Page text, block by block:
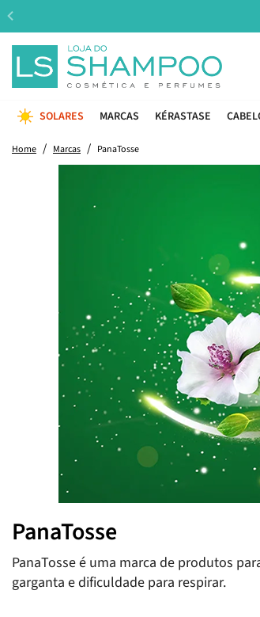
SOLARES MARCAS KÉRASTASE
Home Marcas PanaTosse
PanaTosse
PanaTosse é uma marca de produtos
garganta e dificuldade para respirar.